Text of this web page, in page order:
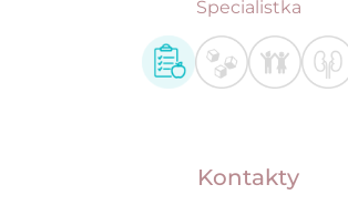
Specialistka
Kontakty